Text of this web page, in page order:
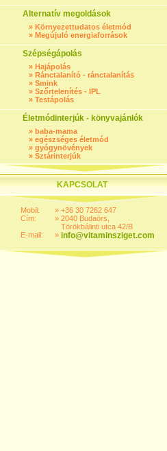
Alternatív megoldások
» Környezettudatos életmód
» Megújuló energiaforrások
Szépségápolás
» Hajápolás
» Ránctalanító - ránctalanítás
» Smink
» Szőrtelenítés - IPL
» Testápolás
Életmódinterjúk - könyvajánlók
» baba-mama
» egészséges életmód
» gyógynövények
» Sztárinterjúk
KAPCSOLAT
Mobil:
Cím:
E-mail:
»
»
»
+36 30 7262 647
2040 Budaörs,
Törökbálinti utca 42/B
info@vitaminsziget.com